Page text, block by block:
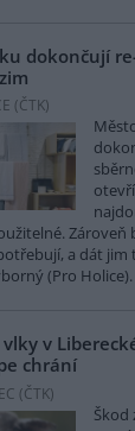
dokončují
(ČTK)
a dát jim
(Pro Holice).
v
chrání
(ČTK)
Škod